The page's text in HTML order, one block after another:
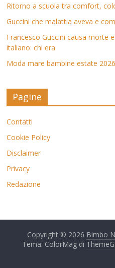
Ritorno a scuola tra comfort,
Guccini che malattia aveva e
Francesco Guccini causa morte
italiano: chi era
Moda mare bambine estate
Pagine
Contatti
Cookie Policy
Disclaimer
Privacy
Redazione
Copyright © 2026 Bimbo
Tema: ColorMag di